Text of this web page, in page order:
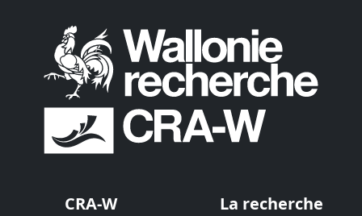
CRA-W La recherche